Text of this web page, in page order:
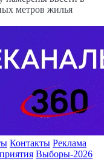
метров жилья
Контакты Реклама
Выборы-2026